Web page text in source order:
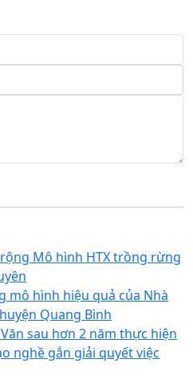
Mô hình HTX trồng rừng
mô hình hiệu quả của Nhà
Quang Bình
sau hơn 2 năm thực hiện
nghề gắn giải quyết việc